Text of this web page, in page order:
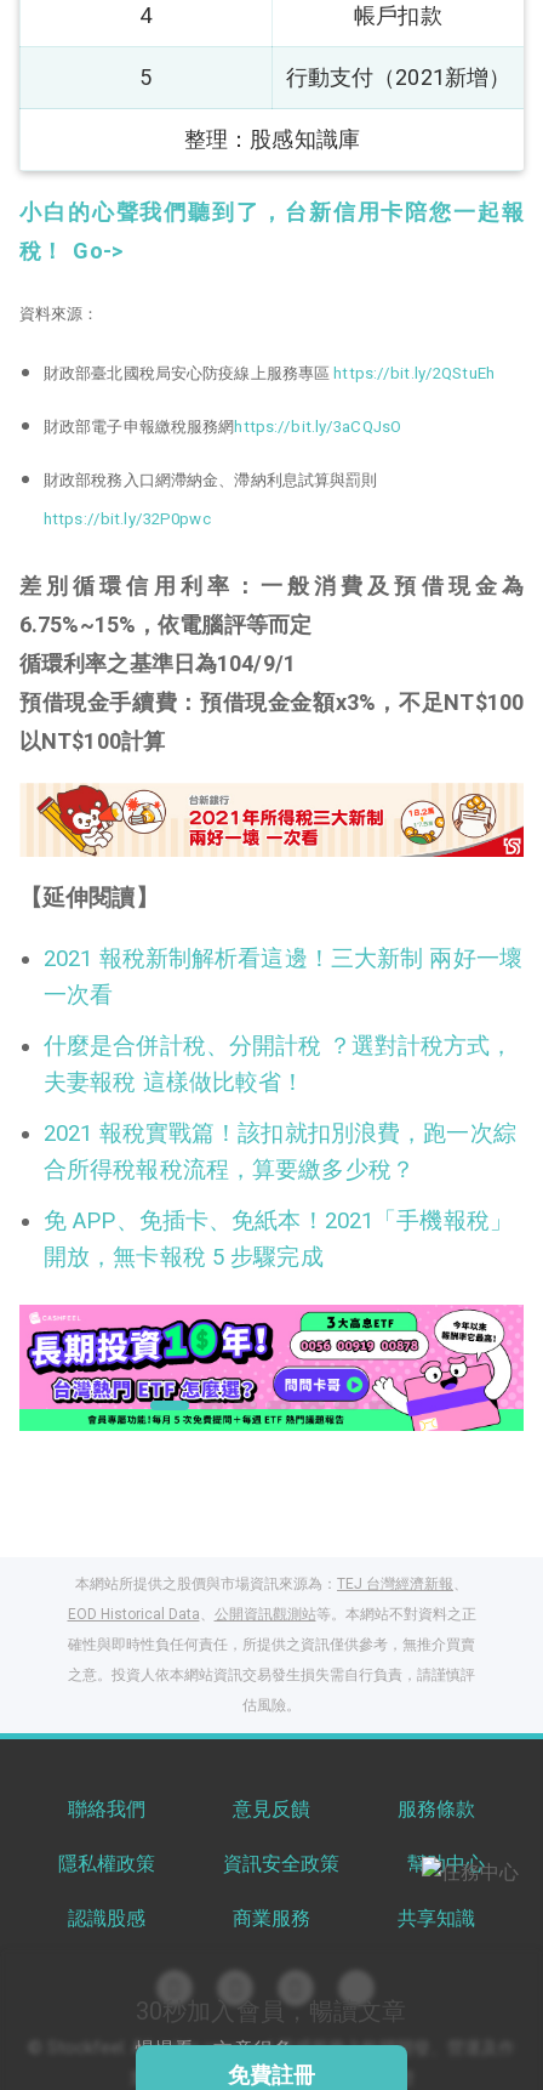
4 帳戶扣款
5 行動支付（2021新增）
整理：股感知識庫
小白的心聲我們聽到了，台新信用卡陪您一起報
稅！ Go->
資料來源：
財政部臺北國稅局安心防疫線上服務專區 https://bit.ly/2QStuEh
財政部電子申報繳稅服務網 https://bit.ly/3aCQJsO
財政部稅務入口網滯納金、滯納利息試算與罰則
https://bit.ly/32P0pwc
差別循環信用利率：一般消費及預借現金為
6.75%~15%，依電腦評等而定
循環利率之基準日為104/9/1
預借現金手續費：預借現金金額x3%，不足NT$100
以NT$100計算
【延伸閱讀】
2021 報稅新制解析看這邊！三大新制 兩好一壞
一次看
什麼是合併計稅、分開計稅 ？選對計稅方式，
夫妻報稅 這樣做比較省！
2021 報稅實戰篇！該扣就扣別浪費，跑一次綜
合所得稅報稅流程，算要繳多少稅？
免 APP、免插卡、免紙本！2021「手機報稅」
開放，無卡報稅 5 步驟完成
30秒加入會員，暢讀文章
慢慢看，文章很多
免費註冊
本網站所提供之股價與市場資訊來源為： TEJ 台灣經濟新報、
EOD Historical Data、 公開資訊觀測站等。本網站不對資料之正
確性與即時性負任何責任，所提供之資訊僅供參考，無推介買賣
之意。投資人依本網站資訊交易發生損失需自行負責，請謹慎評
估風險。
聯絡我們 意見反饋 服務條款
隱私權政策 資訊安全政策 幫助中心
認識股感 商業服務 共享知識
© Stockfeel. All rights reserved 股感服務之軟體開發、營運及作
業環境通過 ISO/IEC 27001:2022 驗證
出國就缺這咖？股